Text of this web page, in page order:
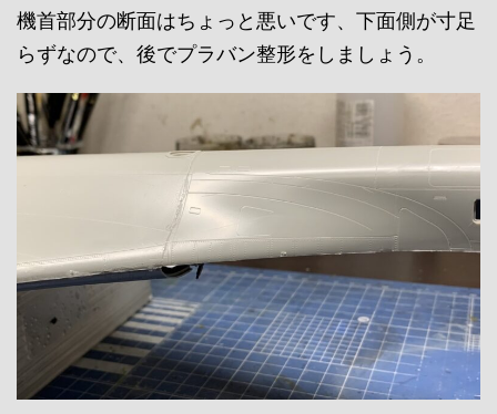
機首部分の断面はちょっと悪いです、下面側が寸足
らずなので、後でプラバン整形をしましょう。